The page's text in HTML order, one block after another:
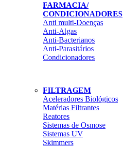
FARMACIA/
CONDICIONADORES
Anti multi-Doenças
Anti-Algas
Anti-Bacterianos
Anti-Parasitários
Condicionadores
FILTRAGEM
Aceleradores Biológicos
Matérias Filtrantes
Reatores
Sistemas de Osmose
Sistemas UV
Skimmers